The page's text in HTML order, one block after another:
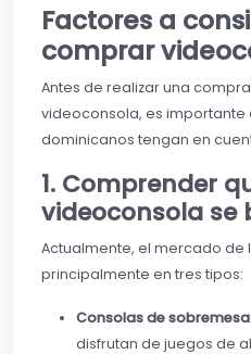
Factores a
comprar
Antes de realizar una
videoconsola, es
dominicanos tengan en
1. Comprender
videoconsola se
Actualmente, el mercado de
principalmente en tres tipos:
Consolas de sobremesa
disfrutan de juegos de